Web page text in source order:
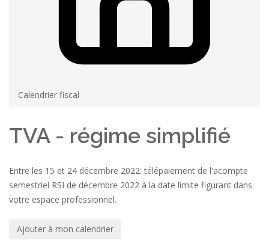
Calendrier fiscal
TVA - régime simplifié
Entre les 15 et 24 décembre 2022: télépaiement de l'acompte
semestriel RSI de décembre 2022 à la date limite figurant dans
votre espace professionnel.
Ajouter à mon calendrier